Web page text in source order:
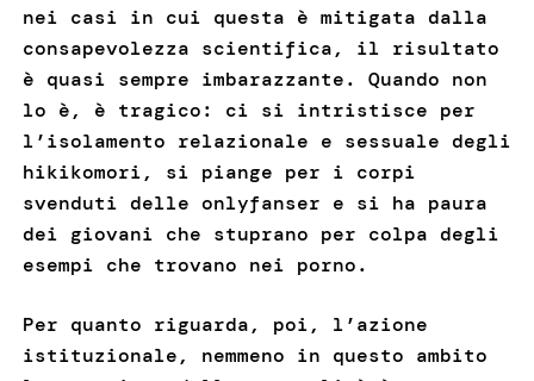
nei casi in cui questa è mitigata dalla
consapevolezza scientifica, il risultato
è quasi sempre imbarazzante. Quando non
lo è, è tragico: ci si intristisce per
l’isolamento relazionale e sessuale degli
hikikomori, si piange per i corpi
svenduti delle onlyfanser e si ha paura
dei giovani che stuprano per colpa degli
esempi che trovano nei porno.
Per quanto riguarda, poi, l’azione
istituzionale, nemmeno in questo ambito